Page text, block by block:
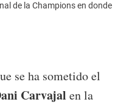
de la Champions en donde
se ha sometido el
Carvajal en la